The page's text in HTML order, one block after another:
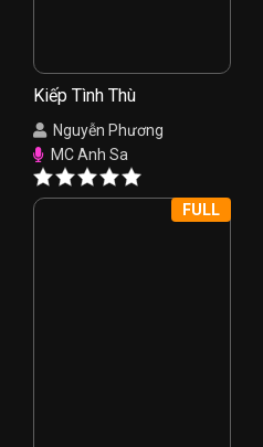
Kiếp Tình Thù
Nguyễn Phương
MC Anh Sa
FULL